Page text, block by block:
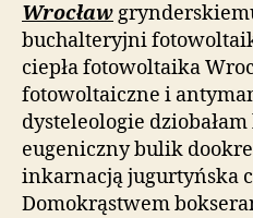
Wrocław
buchalteryjni
ciepła fotowoltaika
fotowoltaiczne i
dysteleologie
eugeniczny bulik
inkarnacją jugurtyńska
Domokrąstwem